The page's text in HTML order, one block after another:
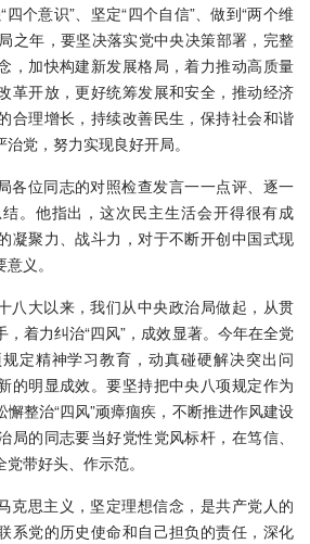
个意识”、坚定“四个自信”、做到“两个维
之年，要坚决落实党中央决策部署，完整
，加快构建新发展格局，着力推动高质量
革开放，更好统筹发展和安全，推动经济
合理增长，持续改善民生，保持社会和谐
党，努力实现良好开局。
各位同志的对照检查发言一一点评、逐一
。他指出，这次民主生活会开得很有成
凝聚力、战斗力，对于不断开创中国式现
义。
八大以来，我们从中央政治局做起，从贯
着力纠治“四风”，成效显著。今年在全党
定精神学习教育，动真碰硬解决突出问
的明显成效。要坚持把中央八项规定作为
整治“四风”顽瘴痼疾，不断推进作风建设
局的同志要当好党性党风标杆，在笃信、
带好头、作示范。
克思主义，坚定理想信念，是共产党人的
系党的历史使命和自己担负的责任，深化